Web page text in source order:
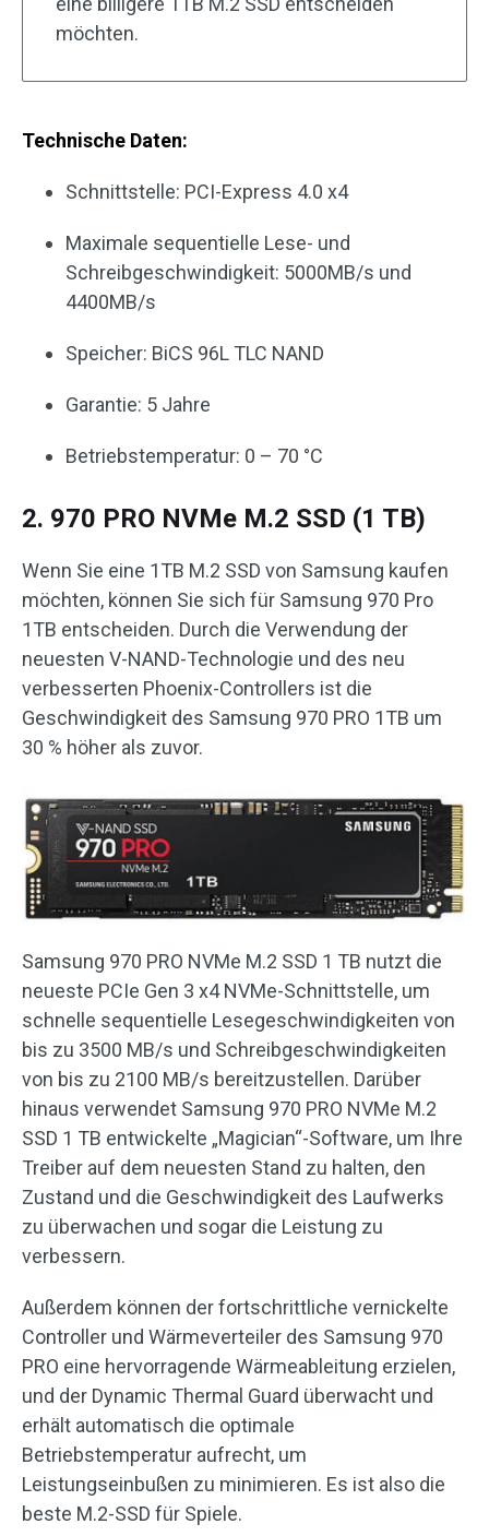
möchten.
Technische Daten:
Schnittstelle: PCI-Express 4.0 x4
Maximale sequentielle Lese- und
Schreibgeschwindigkeit: 5000MB/s und
4400MB/s
Speicher: BiCS 96L TLC NAND
Garantie: 5 Jahre
Betriebstemperatur: 0 – 70 °C
2. 970 PRO NVMe M.2 SSD (1 TB)
Wenn Sie eine 1TB M.2 SSD von Samsung kaufen
möchten, können Sie sich für Samsung 970 Pro
1TB entscheiden. Durch die Verwendung der
neuesten V-NAND-Technologie und des neu
verbesserten Phoenix-Controllers ist die
Geschwindigkeit des Samsung 970 PRO 1TB um
30 % höher als zuvor.
Samsung 970 PRO NVMe M.2 SSD 1 TB nutzt die
neueste PCIe Gen 3 x4 NVMe-Schnittstelle, um
schnelle sequentielle Lesegeschwindigkeiten von
bis zu 3500 MB/s und Schreibgeschwindigkeiten
von bis zu 2100 MB/s bereitzustellen. Darüber
hinaus verwendet Samsung 970 PRO NVMe M.2
SSD 1 TB entwickelte „Magician“-Software, um Ihre
Treiber auf dem neuesten Stand zu halten, den
Zustand und die Geschwindigkeit des Laufwerks
zu überwachen und sogar die Leistung zu
verbessern.
Außerdem können der fortschrittliche vernickelte
Controller und Wärmeverteiler des Samsung 970
PRO eine hervorragende Wärmeableitung erzielen,
und der Dynamic Thermal Guard überwacht und
erhält automatisch die optimale
Betriebstemperatur aufrecht, um
Leistungseinbußen zu minimieren. Es ist also die
beste M.2-SSD für Spiele.